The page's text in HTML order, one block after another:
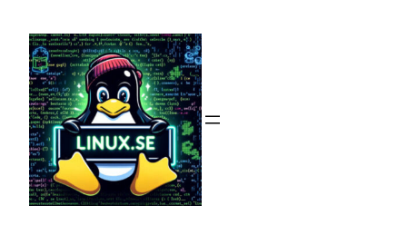
innehåll